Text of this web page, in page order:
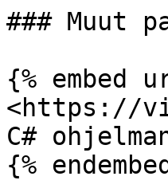
### Muut
{% embed
<https://
C#